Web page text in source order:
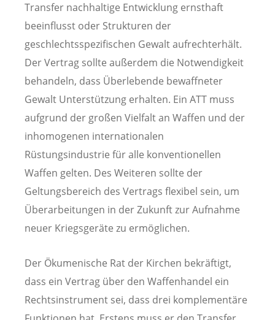
Transfer nachhaltige Entwicklung ernsthaft
beeinflusst oder Strukturen der
geschlechtsspezifischen Gewalt aufrechterhält.
Der Vertrag sollte außerdem die Notwendigkeit
behandeln, dass Überlebende bewaffneter
Gewalt Unterstützung erhalten. Ein ATT muss
aufgrund der großen Vielfalt an Waffen und der
inhomogenen internationalen
Rüstungsindustrie für alle konventionellen
Waffen gelten. Des Weiteren sollte der
Geltungsbereich des Vertrags flexibel sein, um
Überarbeitungen in der Zukunft zur Aufnahme
neuer Kriegsgeräte zu ermöglichen.
Der Ökumenische Rat der Kirchen bekräftigt,
dass ein Vertrag über den Waffenhandel ein
Rechtsinstrument sei, dass drei komplementäre